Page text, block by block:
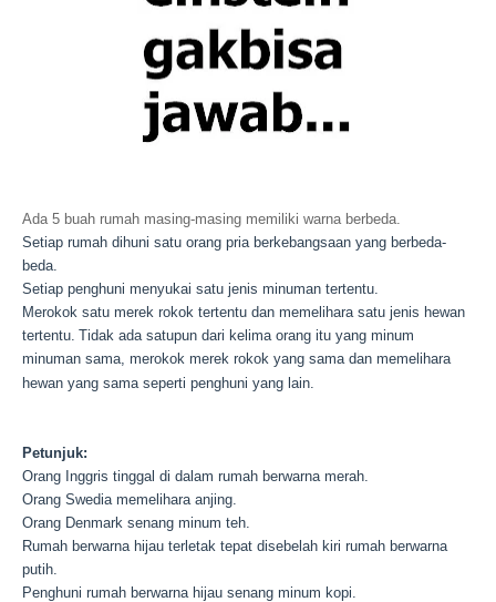
Ada 5 buah rumah masing-masing memiliki warna berbeda.
Setiap rumah dihuni satu orang pria berkebangsaan yang berbeda-
beda.
Setiap penghuni menyukai satu jenis minuman tertentu.
Merokok satu merek rokok tertentu dan memelihara satu jenis hewan
tertentu. Tidak ada satupun dari kelima orang itu yang minum
minuman sama, merokok merek rokok yang sama dan memelihara
hewan yang sama seperti penghuni yang lain.
Petunjuk:
Orang Inggris tinggal di dalam rumah berwarna merah.
Orang Swedia memelihara anjing.
Orang Denmark senang minum teh.
Rumah berwarna hijau terletak tepat disebelah kiri rumah berwarna
putih.
Penghuni rumah berwarna hijau senang minum kopi.